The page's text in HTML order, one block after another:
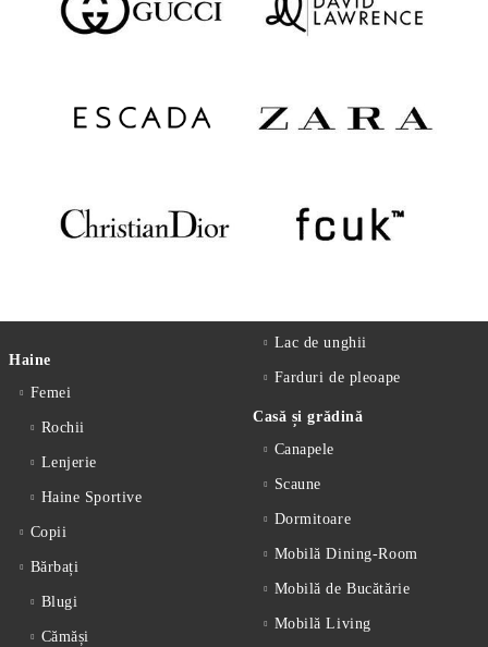
Haine
Femei
Rochii
Lenjerie
Haine Sportive
Copii
Bărbați
Blugi
Cămăși
Lac de unghii
Farduri de pleoape
Casă și grădină
Canapele
Scaune
Dormitoare
Mobilă Dining-Room
Mobilă de Bucătărie
Mobilă Living